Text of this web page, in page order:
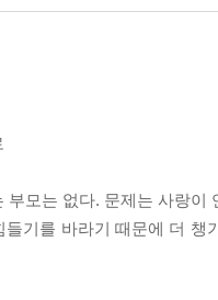
부모는 없다. 문제는 사랑
들기를 바라기 때문에 더